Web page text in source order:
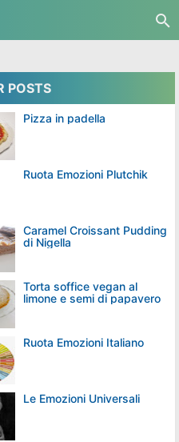
POSTS
Pizza in padella
Ruota Emozioni Plutchik
Caramel Croissant Pudding
di Nigella
Torta soffice vegan al
limone e semi di papavero
Ruota Emozioni Italiano
Le Emozioni Universali